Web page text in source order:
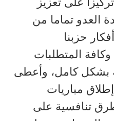
العدو تماما من
حزبنا
وكافة المتطلبات
بشكل كامل، وأعطى
مباريات
تنافسية على